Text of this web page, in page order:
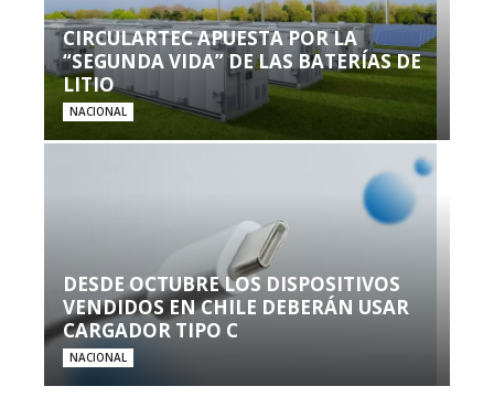
CIRCULARTEC APUESTA POR LA
“SEGUNDA VIDA” DE LAS BATERÍAS DE
LITIO
NACIONAL
DESDE OCTUBRE LOS DISPOSITIVOS
VENDIDOS EN CHILE DEBERÁN USAR
CARGADOR TIPO C
NACIONAL